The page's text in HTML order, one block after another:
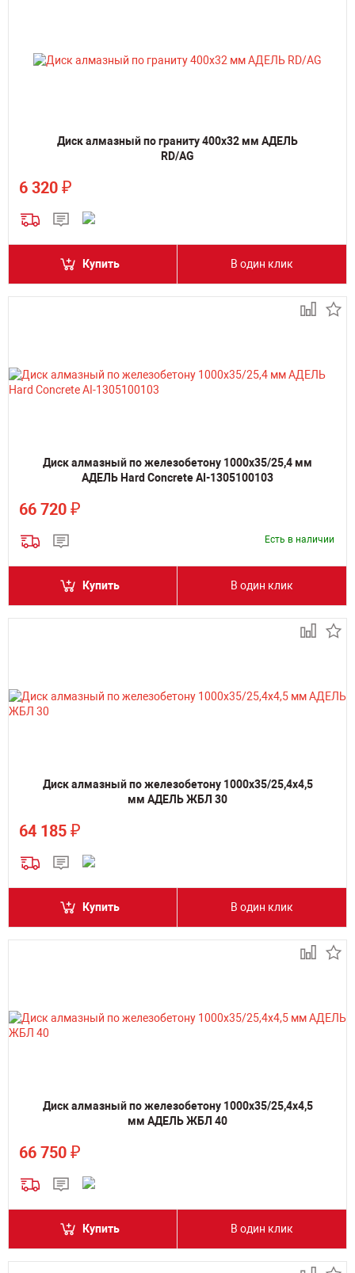
Диск алмазный по граниту 400х32 мм АДЕЛЬ
RD/AG
6 320 ₽
Купить В один клик
Диск алмазный по железобетону 1000х35/25,4 мм
АДЕЛЬ Hard Concrete AI-1305100103
66 720 ₽
Есть в наличии
Купить В один клик
Диск алмазный по железобетону 1000х35/25,4х4,5
мм АДЕЛЬ ЖБЛ 30
64 185 ₽
Купить В один клик
Диск алмазный по железобетону 1000х35/25,4х4,5
мм АДЕЛЬ ЖБЛ 40
66 750 ₽
Купить В один клик